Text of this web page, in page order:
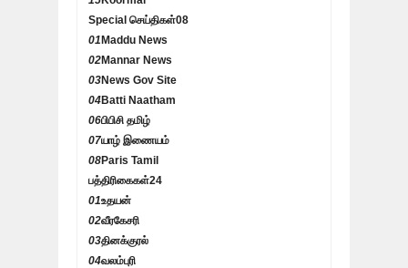
Special செய்திகள்08
01Maddu News
02Mannar News
03News Gov Site
04Batti Naatham
06பிபிசி தமிழ்
07யாழ் இணையம்
08Paris Tamil
பத்திரிகைகள்24
01உதயன்
02வீரகேசரி
03தினக்குரல்
04வலம்புரி